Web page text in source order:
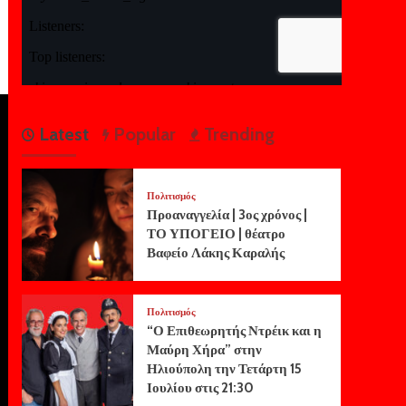
Latest Popular Trending
Πολιτισμός
Προαναγγελία | 3ος χρόνος |
ΤΟ ΥΠΟΓΕΙΟ | θέατρο
Βαφείο Λάκης Καραλής
Πολιτισμός
“Ο Επιθεωρητής Ντρέικ και η
Μαύρη Χήρα” στην
Ηλιούπολη την Τετάρτη 15
Ιουλίου στις 21:30